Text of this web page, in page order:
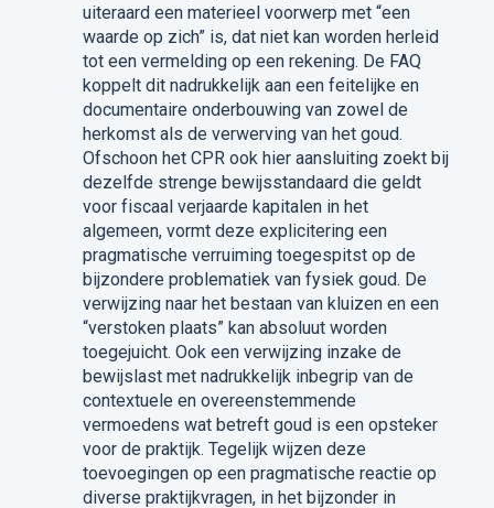
uiteraard een materieel voorwerp met “een
waarde op zich” is, dat niet kan worden herleid
tot een vermelding op een rekening. De FAQ
koppelt dit nadrukkelijk aan een feitelijke en
documentaire onderbouwing van zowel de
herkomst als de verwerving van het goud.
Ofschoon het CPR ook hier aansluiting zoekt bij
dezelfde strenge bewijsstandaard die geldt
voor fiscaal verjaarde kapitalen in het
algemeen, vormt deze explicitering een
pragmatische verruiming toegespitst op de
bijzondere problematiek van fysiek goud. De
verwijzing naar het bestaan van kluizen en een
“verstoken plaats” kan absoluut worden
toegejuicht. Ook een verwijzing inzake de
bewijslast met nadrukkelijk inbegrip van de
contextuele en overeenstemmende
vermoedens wat betreft goud is een opsteker
voor de praktijk. Tegelijk wijzen deze
toevoegingen op een pragmatische reactie op
diverse praktijkvragen, in het bijzonder in